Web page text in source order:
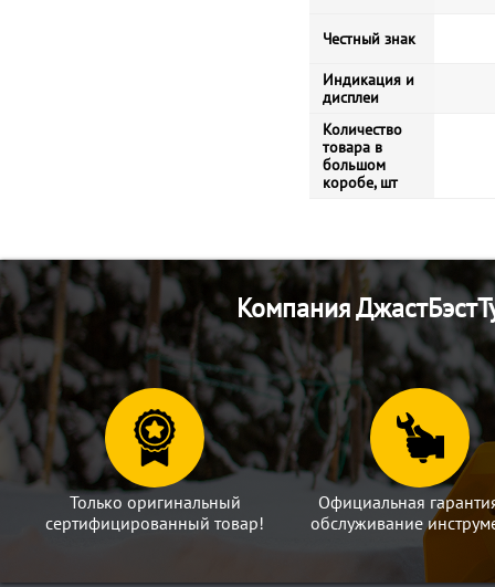
Честный знак
Индикация и
дисплеи
Количество
товара в
большом
коробе, шт
Компания
Только оригинальный
сертифицированный товар!
Официальная
обслуживание